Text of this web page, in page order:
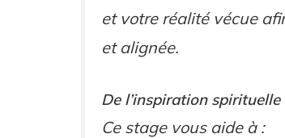
et votre réalité vécue
et alignée.
De l’inspiration
Ce stage vous aide à :